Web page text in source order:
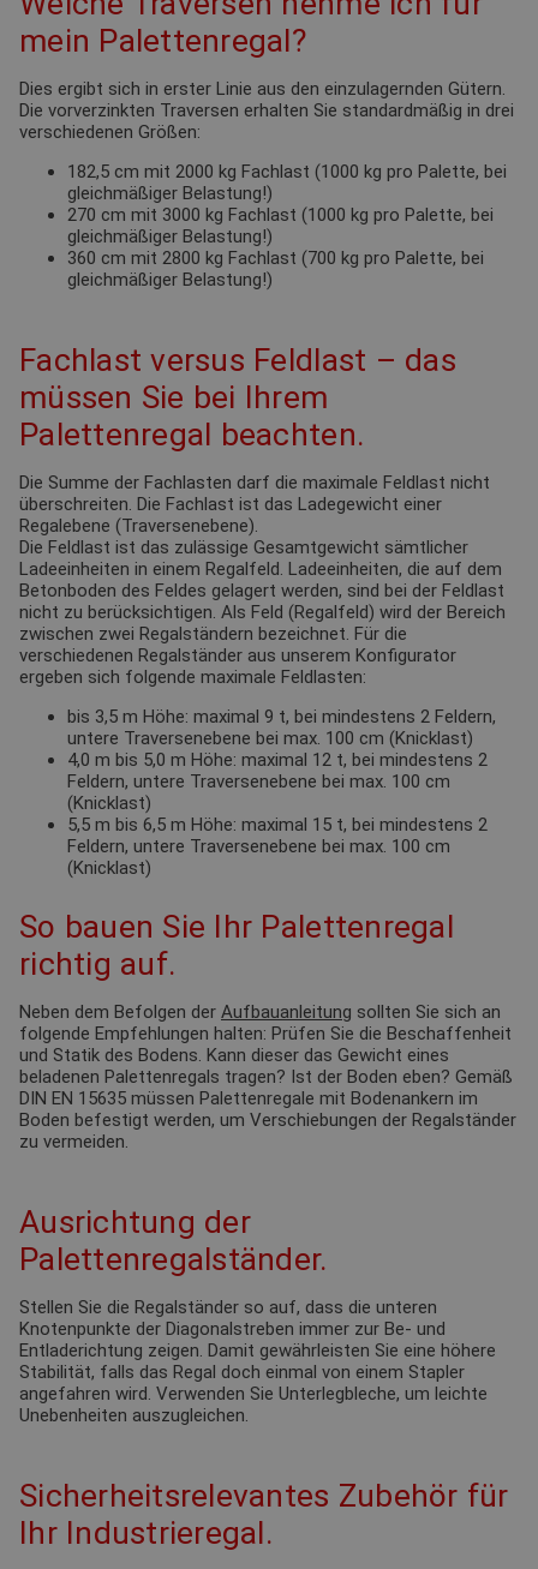
mein Palettenregal?
Dies ergibt sich in erster Linie aus den einzulagernden Gütern.
Die vorverzinkten Traversen erhalten Sie standardmäßig in drei
verschiedenen Größen:
182,5 cm mit 2000 kg Fachlast (1000 kg pro Palette, bei
gleichmäßiger Belastung!)
270 cm mit 3000 kg Fachlast (1000 kg pro Palette, bei
gleichmäßiger Belastung!)
360 cm mit 2800 kg Fachlast (700 kg pro Palette, bei
gleichmäßiger Belastung!)
Fachlast versus Feldlast – das
müssen Sie bei Ihrem
Palettenregal beachten.
Die Summe der Fachlasten darf die maximale Feldlast nicht
überschreiten. Die Fachlast ist das Ladegewicht einer
Regalebene (Traversenebene).
Die Feldlast ist das zulässige Gesamtgewicht sämtlicher
Ladeeinheiten in einem Regalfeld. Ladeeinheiten, die auf dem
Betonboden des Feldes gelagert werden, sind bei der Feldlast
nicht zu berücksichtigen. Als Feld (Regalfeld) wird der Bereich
zwischen zwei Regalständern bezeichnet. Für die
verschiedenen Regalständer aus unserem Konfigurator
ergeben sich folgende maximale Feldlasten:
bis 3,5 m Höhe: maximal 9 t, bei mindestens 2 Feldern,
untere Traversenebene bei max. 100 cm (Knicklast)
4,0 m bis 5,0 m Höhe: maximal 12 t, bei mindestens 2
Feldern, untere Traversenebene bei max. 100 cm
(Knicklast)
5,5 m bis 6,5 m Höhe: maximal 15 t, bei mindestens 2
Feldern, untere Traversenebene bei max. 100 cm
(Knicklast)
So bauen Sie Ihr Palettenregal
richtig auf.
Neben dem Befolgen der Aufbauanleitung sollten Sie sich an
folgende Empfehlungen halten: Prüfen Sie die Beschaffenheit
und Statik des Bodens. Kann dieser das Gewicht eines
beladenen Palettenregals tragen? Ist der Boden eben? Gemäß
DIN EN 15635 müssen Palettenregale mit Bodenankern im
Boden befestigt werden, um Verschiebungen der Regalständer
zu vermeiden.
Ausrichtung der
Palettenregalständer.
Stellen Sie die Regalständer so auf, dass die unteren
Knotenpunkte der Diagonalstreben immer zur Be- und
Entladerichtung zeigen. Damit gewährleisten Sie eine höhere
Stabilität, falls das Regal doch einmal von einem Stapler
angefahren wird. Verwenden Sie Unterlegbleche, um leichte
Unebenheiten auszugleichen.
Sicherheitsrelevantes Zubehör für
Ihr Industrieregal.